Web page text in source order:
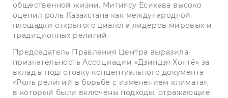
общественной жизни. Митиясу Ёсикава высоко
оценил роль Казахстана как международной
площадки открытого диалога лидеров мировых и
традиционных религий.
Председатель Правления Центра выразила
признательность Ассоциации «Дзиндзя Хонтё» за
вклад в подготовку концептуального документа
«Роль религий в борьбе с изменением климата»,
в который были включены подходы, отражающие